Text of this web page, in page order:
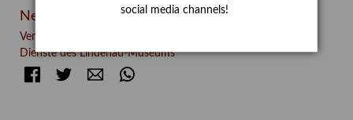
Neueste Beiträge
Verschenkt, verkauft, vergessen? – Kunstdetektivinnen im
Dienste des Lindenau-Museums
FacebookTwitter E-mail
social media channels!